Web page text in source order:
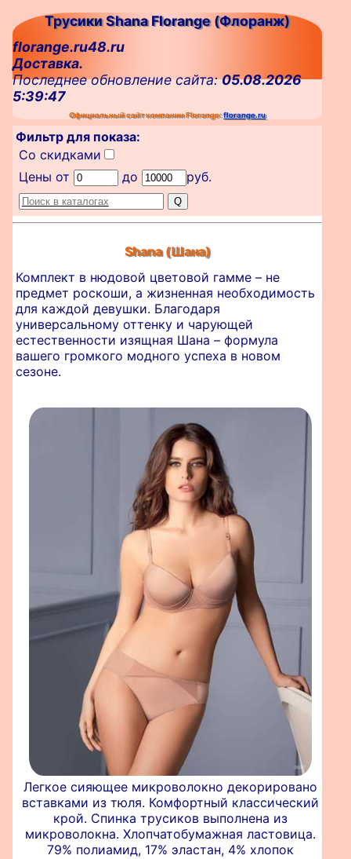
Трусики Shana Florange (Флоранж)
florange.ru48.ru
Доставка.
Последнее обновление сайта:05.08.2026
5:39:47
Официальный сайт компании Florange:florange.ru
Фильтр для показа:
Со скидками
Цены от
до руб.
Shana (Шана)
Комплект в нюдовой цветовой гамме – не
предмет роскоши, а жизненная необходимость
для каждой девушки. Благодаря
универсальному оттенку и чарующей
естественности изящная Шана – формула
вашего громкого модного успеха в новом
сезоне.
Легкое сияющее микроволокно декорировано
вставками из тюля. Комфортный классический
крой. Спинка трусиков выполнена из
микроволокна. Хлопчатобумажная ластовица.
79% полиамид, 17% эластан, 4% хлопок